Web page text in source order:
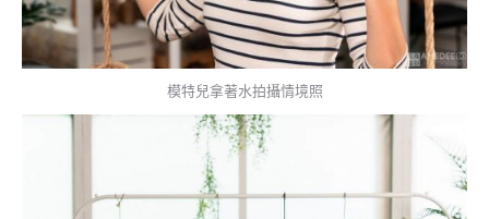
模特兒拿著水拍攝情境照